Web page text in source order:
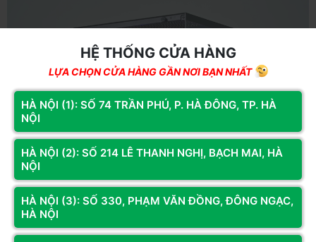
HỆ THỐNG CỬA HÀNG
LỰA CHỌN CỬA HÀNG GẦN NƠI BẠN NHẤT
HÀ NỘI (1): SỐ 74 TRẦN PHÚ, P. HÀ ĐÔNG, TP. HÀ
NỘI
HÀ NỘI (2): SỐ 214 LÊ THANH NGHỊ, BẠCH MAI, HÀ
NỘI
HÀ NỘI (3): SỐ 330, PHẠM VĂN ĐỒNG, ĐÔNG NGẠC,
HÀ NỘI